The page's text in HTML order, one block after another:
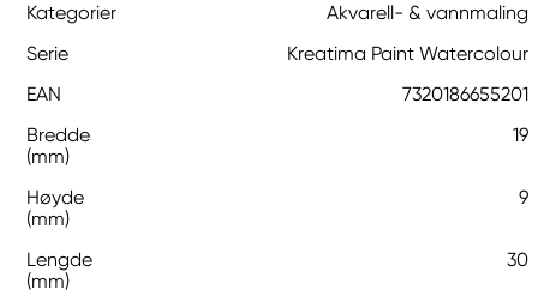
Kategorier
Akvarell- & vannmaling
Serie
Kreatima Paint Watercolour
EAN
7320186655201
Bredde
(mm)
19
Høyde
(mm)
9
Lengde
(mm)
30